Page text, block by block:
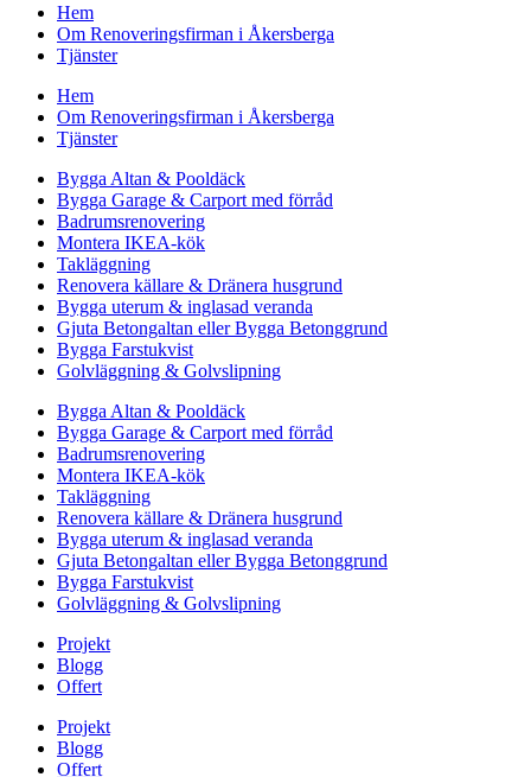
Hem
Om Renoveringsfirman i Åkersberga
Tjänster
Hem
Om Renoveringsfirman i Åkersberga
Tjänster
Bygga Altan & Pooldäck
Bygga Garage & Carport med förråd
Badrumsrenovering
Montera IKEA-kök
Takläggning
Renovera källare & Dränera husgrund
Bygga uterum & inglasad veranda
Gjuta Betongaltan eller Bygga Betonggrund
Bygga Farstukvist
Golvläggning & Golvslipning
Bygga Altan & Pooldäck
Bygga Garage & Carport med förråd
Badrumsrenovering
Montera IKEA-kök
Takläggning
Renovera källare & Dränera husgrund
Bygga uterum & inglasad veranda
Gjuta Betongaltan eller Bygga Betonggrund
Bygga Farstukvist
Golvläggning & Golvslipning
Projekt
Blogg
Offert
Projekt
Blogg
Offert